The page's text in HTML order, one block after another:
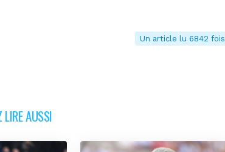
Un article lu 6842 fois
LIRE AUSSI